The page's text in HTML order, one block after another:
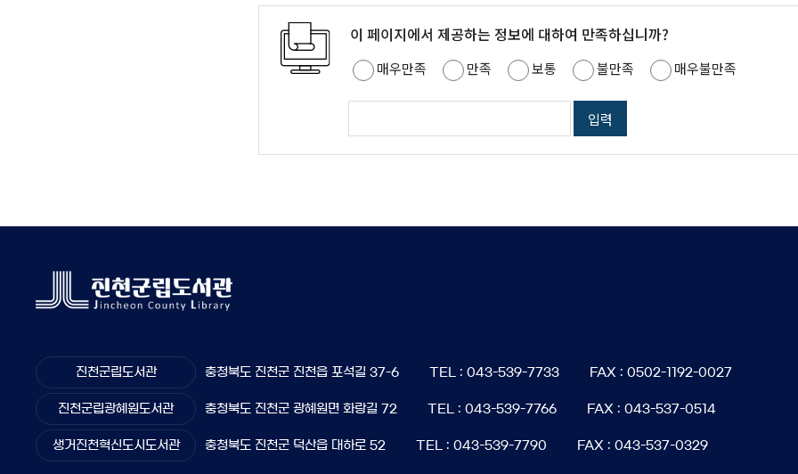
이 페이지에서 제공하는 정보에 대하여 만족하십니까?
매우만족 만족 보통 불만족 매우불만족
진천군립도서관 충청북도 진천군 진천읍 포석길 37-6 TEL : 043-539-7733 FAX : 0502-1192-0027
진천군립광혜원도서관 충청북도 진천군 광혜원면 화랑길 72 TEL : 043-539-7766 FAX : 043-537-0514
생거진천혁신도시도서관 충청북도 진천군 덕산읍 대하로 52 TEL : 043-539-7790 FAX : 043-537-0329